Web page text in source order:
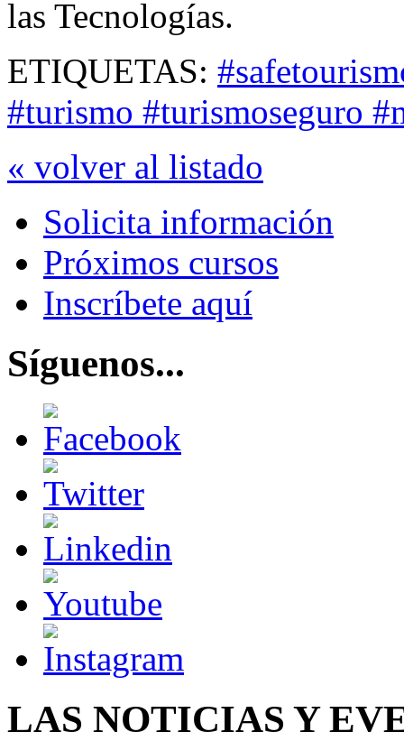
las Tecnologías.
ETIQUETAS:
#turismo #turismoseguro
« volver al listado
Solicita información
Próximos cursos
Inscríbete aquí
Síguenos...
LAS NOTICIAS Y